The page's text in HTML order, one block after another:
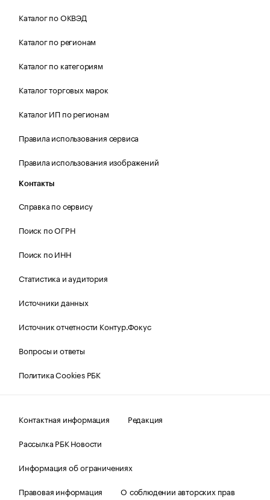
Каталог по ОКВЭД
Каталог по регионам
Каталог по категориям
Каталог торговых марок
Каталог ИП по регионам
Правила использования сервиса
Правила использования изображений
Контакты
Справка по сервису
Поиск по ОГРН
Поиск по ИНН
Статистика и аудитория
Источники данных
Источник отчетности Контур.Фокус
Вопросы и ответы
Политика Cookies РБК
Контактная информация
Редакция
Рассылка РБК Новости
Информация об ограничениях
Правовая информация
О соблюдении авторских прав